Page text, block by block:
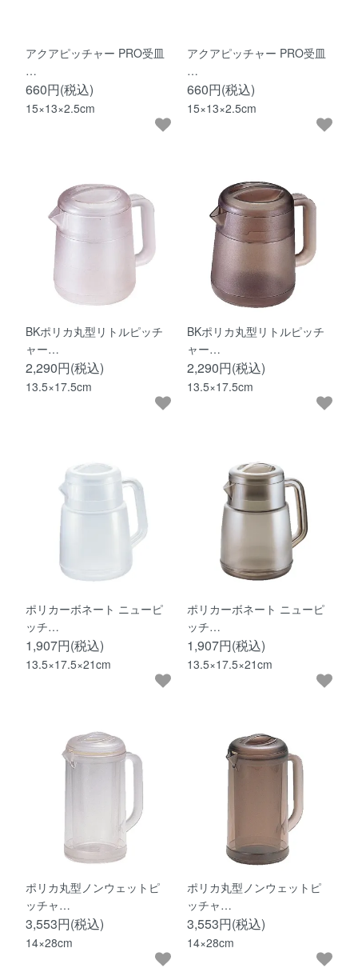
アクアピッチャー PRO受皿
…
660円(税込)
15×13×2.5cm
アクアピッチャー PRO受皿
…
660円(税込)
15×13×2.5cm
BKポリカ丸型リトルピッチ
ャー…
2,290円(税込)
13.5×17.5cm
BKポリカ丸型リトルピッチ
ャー…
2,290円(税込)
13.5×17.5cm
ポリカーボネート ニューピ
ッチ…
1,907円(税込)
13.5×17.5×21cm
ポリカーボネート ニューピ
ッチ…
1,907円(税込)
13.5×17.5×21cm
ポリカ丸型ノンウェットピ
ッチャ…
3,553円(税込)
14×28cm
ポリカ丸型ノンウェットピ
ッチャ…
3,553円(税込)
14×28cm